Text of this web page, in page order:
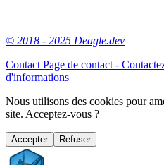
© 2018 - 2025 Deagle.dev
Contact Page de contact -
d'informations
Nous utilisons des cookies pour
site. Acceptez-vous ?
Accepter Refuser